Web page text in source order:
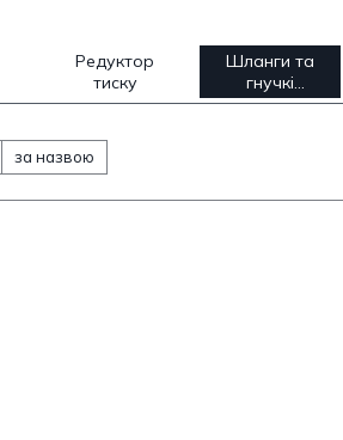
Редуктор
тиску
Шланги та
гнучкі
підведення
за назвою